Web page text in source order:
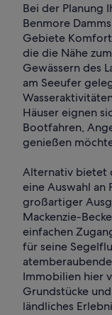
Bei der Planung
Benmore
Gebiete
die die Nähe
Gewässern des
am Seeufer
Häuser eignen
Bootfahren,
genießen
Alternativ bietet
eine Auswahl an
großartiger
Mackenzie-
einfachen
für seine
Immobilien hier
Grundstücke
ländliches